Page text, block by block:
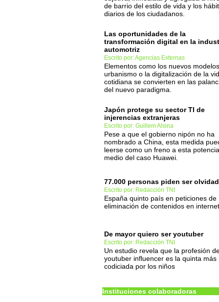
de barrio del estilo de vida y los
diarios de los ciudadanos.
Las oportunidades de la
transformación digital en la
automotriz
Escrito por: Agencias Externas
Elementos como los nuevos
urbanismo o la digitalización de la
cotidiana se convierten en las
del nuevo paradigma.
Japón protege su sector TI de
injerencias extranjeras
Escrito por: Guillem Alsina
Pese a que el gobierno nipón no ha
nombrado a China, esta medida
leerse como un freno a esta
medio del caso Huawei.
77.000 personas piden ser
Escrito por: Redacción TNI
España quinto país en peticiones de
eliminación de contenidos en internet
De mayor quiero ser youtuber
Escrito por: Redacción TNI
Un estudio revela que la profesión
youtuber influencer es la quinta más
codiciada por los niños
Instituciones colaboradoras